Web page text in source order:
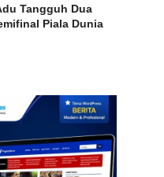
Tangguh Dua
Piala Dunia